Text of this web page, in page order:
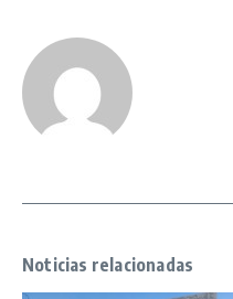
Noticias relacionadas